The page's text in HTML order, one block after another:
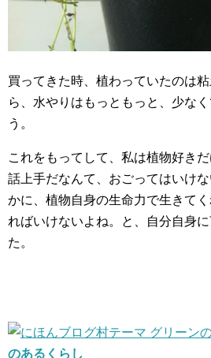
買ってきた時、植わっていたのは
ら、水やりはもっともっと、少な
う。
これをもってして、私は植物好き
話上手だなんて、おごってはいけ
かに、植物自身の生命力で生きて
ればいけないよね。と、自分自身
た。
のあるくらし